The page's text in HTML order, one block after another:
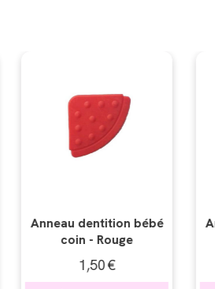
Anneau dentition bébé
coin - Vert
1,50€